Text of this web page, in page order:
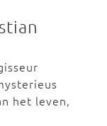
het leven,